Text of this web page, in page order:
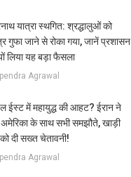
यात्रा स्थगित: श्रद्धालुओं को
गुफा जाने से रोका गया, जानें प्रशासन
लिया यह बड़ा फैसला
Agrawal
ईस्ट में महायुद्ध की आहट? ईरान ने
के साथ सभी समझौते, खाड़ी
दी सख्त चेतावनी!
Agrawal